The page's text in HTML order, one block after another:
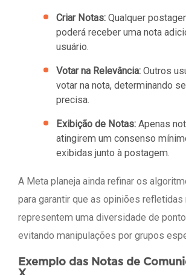
Criar Notas: Qualquer
poderá receber uma nota
usuário.
Votar na Relevância: Outros
votar na nota, determinando
precisa.
Exibição de Notas: Apenas
atingirem um consenso
exibidas junto à postagem.
A Meta planeja ainda refinar os
para garantir que as opiniões refletidas
representem uma diversidade de
evitando manipulações por grupos
Exemplo das Notas de